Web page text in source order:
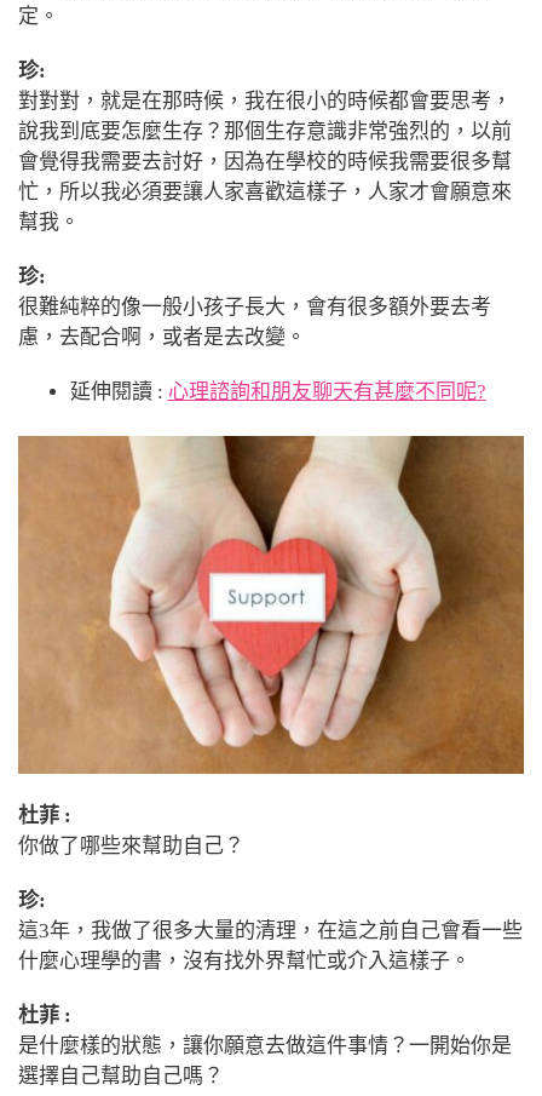
定。
珍:
對對對，就是在那時候，我在很小的時候都會要思考，
說我到底要怎麼生存？那個生存意識非常強烈的，以前
會覺得我需要去討好，因為在學校的時候我需要很多幫
忙，所以我必須要讓人家喜歡這樣子，人家才會願意來
幫我。
珍:
很難純粹的像一般小孩子長大，會有很多額外要去考
慮，去配合啊，或者是去改變。
延伸閱讀 : 心理諮詢和朋友聊天有甚麼不同呢?
杜菲 :
你做了哪些來幫助自己？
珍:
這3年，我做了很多大量的清理，在這之前自己會看一些
什麼心理學的書，沒有找外界幫忙或介入這樣子。
杜菲 :
是什麼樣的狀態，讓你願意去做這件事情？一開始你是
選擇自己幫助自己嗎？